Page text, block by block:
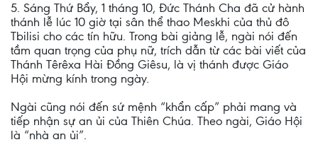
5. Sáng Thứ Bẩy, 1 tháng 10, Đức Thánh Cha đã cử hành
thánh lễ lúc 10 giờ tại sân thể thao Meskhi của thủ đô
Tbilisi cho các tín hữu. Trong bài giảng lễ, ngài nói đến
tầm quan trọng của phụ nữ, trích dẫn từ các bài viết của
Thánh Têrêxa Hài Đồng Giêsu, là vị thánh được Giáo
Hội mừng kính trong ngày.
Ngài cũng nói đến sứ mệnh “khẩn cấp” phải mang và
tiếp nhận sự an ủi của Thiên Chúa. Theo ngài, Giáo Hội
là “nhà an ủi”.